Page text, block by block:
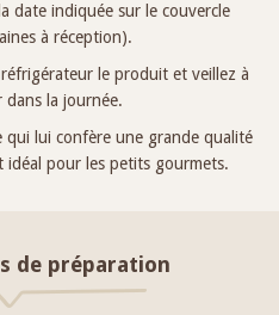
date indiquée sur le couvercle
à réception).
le produit et veillez à
dans la journée.
lui confère une grande qualité
pour les petits gourmets.
de préparation